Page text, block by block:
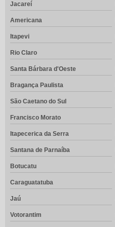
Jacareí
Americana
Itapevi
Rio Claro
Santa Bárbara d'Oeste
Bragança Paulista
São Caetano do Sul
Francisco Morato
Itapecerica da Serra
Santana de Parnaíba
Botucatu
Caraguatatuba
Jaú
Votorantim